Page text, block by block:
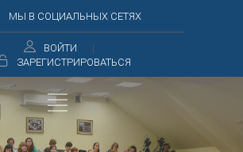
МЫ В СОЦИАЛЬНЫХ СЕТЯХ
ВОЙТИ
ЗАРЕГИСТРИРОВАТЬСЯ